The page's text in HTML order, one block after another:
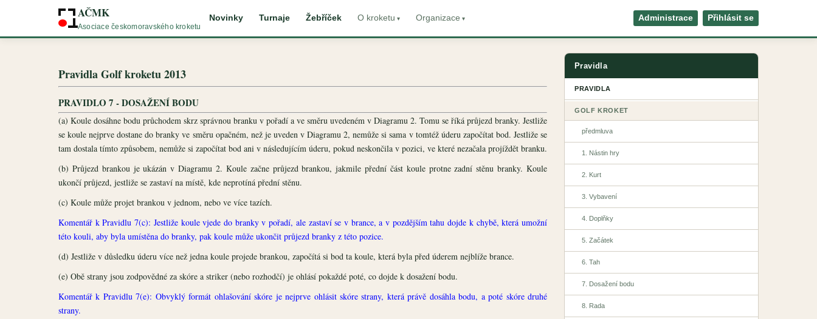
AČMK
Asociace českomoravského kroketu
Novinky Turnaje Žebříček O kroketu Organizace Administrace Přihlásit se
Pravidla Golf kroketu 2013
PRAVIDLO 7 - DOSAŽENÍ BODU
(a) Koule dosáhne bodu průchodem skrz správnou branku v pořadí a ve směru uvedeném v Diagramu 2. Tomu se říká průjezd branky. Jestliže
se koule nejprve dostane do branky ve směru opačném, než je uveden v Diagramu 2, nemůže si sama v tomtéž úderu započítat bod. Jestliže se
tam dostala tímto způsobem, nemůže si započítat bod ani v následujícím úderu, pokud neskončila v pozici, ve které nezačala projíždět branku.
(b) Průjezd brankou je ukázán v Diagramu 2. Koule začne průjezd brankou, jakmile přední část koule protne zadní stěnu branky. Koule
ukončí průjezd, jestliže se zastaví na místě, kde neprotíná přední stěnu.
(c) Koule může projet brankou v jednom, nebo ve více tazích.
Komentář k Pravidlu 7(c): Jestliže koule vjede do branky v pořadí, ale zastaví se v brance, a v pozdějším tahu dojde k chybě, která umožní
této kouli, aby byla umístěna do branky, pak koule může ukončit průjezd branky z této pozice.
(d) Jestliže v důsledku úderu více než jedna koule projede brankou, započítá si bod ta koule, která byla před úderem nejblíže brance.
(e) Obě strany jsou zodpovědné za skóre a striker (nebo rozhodčí) je ohlásí pokaždé poté, co dojde k dosažení bodu.
Komentář k Pravidlu 7(e): Obvyklý formát ohlašování skóre je nejprve ohlásit skóre strany, která právě dosáhla bodu, a poté skóre druhé
strany.
Pravidla
PRAVIDLA
GOLF KROKET
předmluva
1. Nástin hry
2. Kurt
3. Vybavení
4. Doplňky
5. Začátek
6. Tah
7. Dosažení bodu
8. Rada